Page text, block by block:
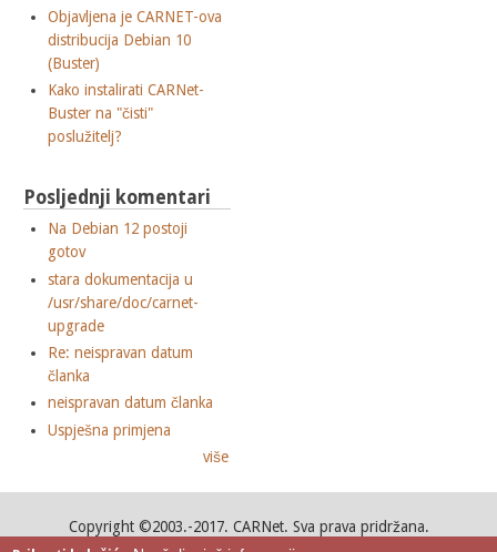
Objavljena je CARNET-ova
distribucija Debian 10
(Buster)
Kako instalirati CARNet-
Buster na "čisti"
poslužitelj?
Posljednji komentari
Na Debian 12 postoji
gotov
stara dokumentacija u
/usr/share/doc/carnet-
upgrade
Re: neispravan datum
članka
neispravan datum članka
Uspješna primjena
više
Copyright ©2003.-2017. CARNet. Sva prava pridržana.
Mail to portal-team(at)CARNet.hr